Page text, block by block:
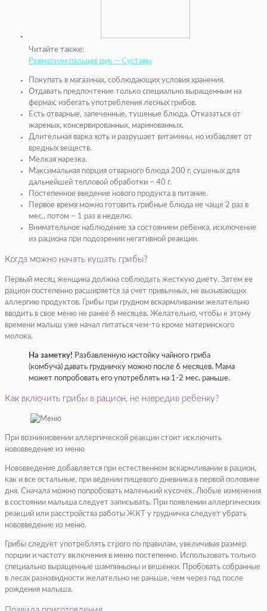
Читайте также:
Ревматизм пальцев рук — Суставы
Покупать в магазинах, соблюдающих условия хранения.
Отдавать предпочтение только специально выращенным на
фермах, избегать употребления лесных грибов.
Есть отварные, запеченные, тушеные блюда. Отказаться от
жареных, консервированных, маринованных.
Длительная варка хоть и разрушает витамины, но избавляет от
вредных веществ.
Мелкая нарезка.
Максимальная порция отварного блюда 200 г, сушеных для
дальнейшей тепловой обработки – 40 г.
Постепенное введение нового продукта в питание.
Первое время можно готовить грибные блюда не чаще 2 раз в
мес., потом – 1 раз в неделю.
Внимательное наблюдение за состоянием ребенка, исключение
из рациона при подозрении негативной реакции.
Когда можно начать кушать грибы?
Первый месяц женщина должна соблюдать жесткую диету. Затем ее
рацион постепенно расширяется за счет привычных, не вызывающих
аллергию продуктов. Грибы при грудном вскармливании желательно
вводить в свое меню не ранее 6 месяцев. Желательно, чтобы к этому
времени малыш уже начал питаться чем-то кроме материнского
молока.
На заметку! Разбавленную настойку чайного гриба
(комбуча) давать грудничку можно после 6 месяцев. Мама
может попробовать его употреблять на 1-2 мес. раньше.
Как включить грибы в рацион, не навредив ребенку?
При возникновении аллергической реакции стоит исключить
нововведение из меню
Нововведение добавляется при естественном вскармливании в рацион,
как и все остальные, при ведении пищевого дневника в первой половине
дня. Сначала можно попробовать маленький кусочек. Любые изменения
в состоянии малыша следует записывать. При появлении аллергических
реакций или расстройства работы ЖКТ у грудничка следует убрать
нововведение из меню.
Грибы следует употреблять строго по правилам, увеличивая размер
порции и частоту включения в меню постепенно. Использовать только
специально выращенные шампиньоны и вешенки. Пробовать собранные
в лесах разновидности желательно не раньше, чем через год после
рождения малыша.